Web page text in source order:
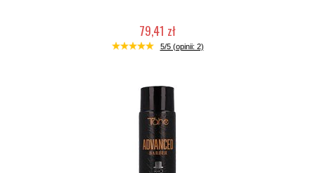
79,41 zł
Duża ilość (wysyłka w 24h)
5/5 (opinii: 2)